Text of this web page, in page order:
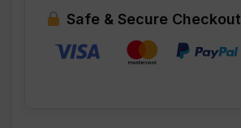
White
–
Safe & Secure Checkout